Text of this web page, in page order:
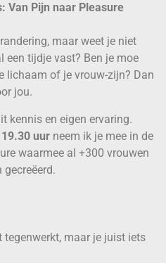
Van Pijn naar Pleasure
maar weet je niet
een tijdje vast? Ben je moe
lichaam of je vrouw-zijn? Dan
jou.
kennis en eigen ervaring.
uur neem ik je mee in de
waarmee al +300 vrouwen
maar je juist iets